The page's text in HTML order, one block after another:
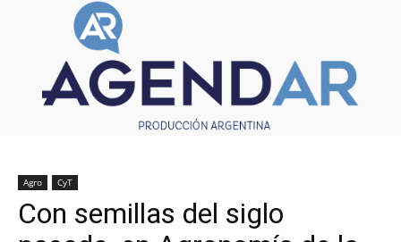
Agro CyT
Con semillas del siglo